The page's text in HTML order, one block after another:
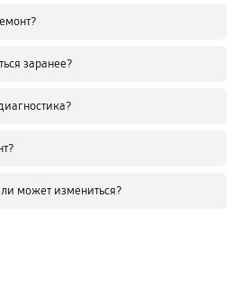
заранее?
может измениться?